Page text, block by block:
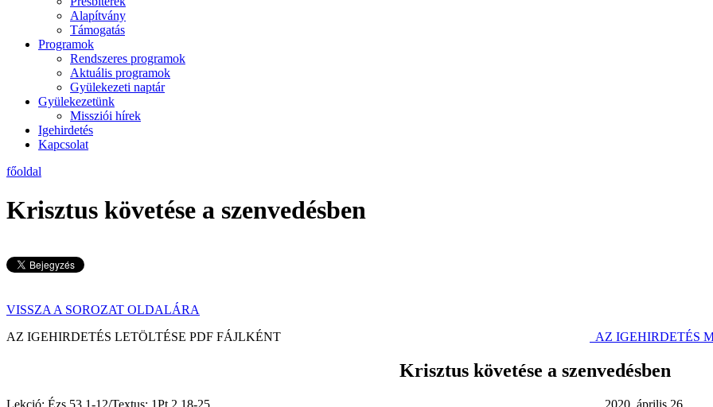
Alapítvány
Támogatás
Programok
Rendszeres programok
Aktuális programok
Gyülekezeti naptár
Gyülekezetünk
Missziói hírek
Igehirdetés
Kapcsolat
főoldal
Krisztus követése a szenvedésben
VISSZA A SOROZAT OLDALÁRA
AZ IGEHIRDETÉS LETÖLTÉSE PDF FÁJLKÉNT
AZ IGEHIRDETÉS
Krisztus követése a szenvedésben
Lekció: Ézs 53,1-12/Textus: 1Pt 2,18-25 2020. április 26.